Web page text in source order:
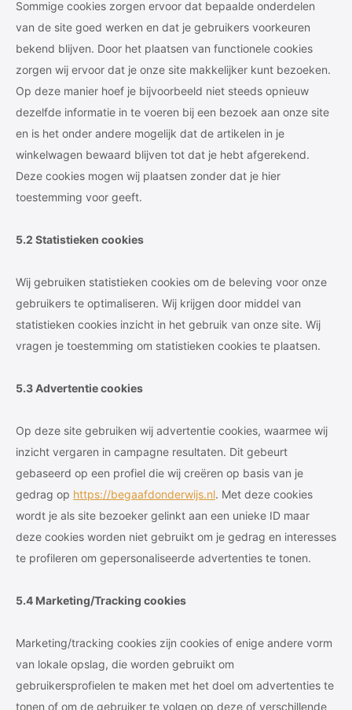
Sommige cookies zorgen ervoor dat bepaalde onderdelen
van de site goed werken en dat je gebruikers voorkeuren
bekend blijven. Door het plaatsen van functionele cookies
zorgen wij ervoor dat je onze site makkelijker kunt bezoeken.
Op deze manier hoef je bijvoorbeeld niet steeds opnieuw
dezelfde informatie in te voeren bij een bezoek aan onze site
en is het onder andere mogelijk dat de artikelen in je
winkelwagen bewaard blijven tot dat je hebt afgerekend.
Deze cookies mogen wij plaatsen zonder dat je hier
toestemming voor geeft.
5.2 Statistieken cookies
Wij gebruiken statistieken cookies om de beleving voor onze
gebruikers te optimaliseren. Wij krijgen door middel van
statistieken cookies inzicht in het gebruik van onze site. Wij
vragen je toestemming om statistieken cookies te plaatsen.
5.3 Advertentie cookies
Op deze site gebruiken wij advertentie cookies, waarmee wij
inzicht vergaren in campagne resultaten. Dit gebeurt
gebaseerd op een profiel die wij creëren op basis van je
gedrag op https://begaafdonderwijs.nl. Met deze cookies
wordt je als site bezoeker gelinkt aan een unieke ID maar
deze cookies worden niet gebruikt om je gedrag en interesses
te profileren om gepersonaliseerde advertenties te tonen.
5.4 Marketing/Tracking cookies
Marketing/tracking cookies zijn cookies of enige andere vorm
van lokale opslag, die worden gebruikt om
gebruikersprofielen te maken met het doel om advertenties te
tonen of om de gebruiker te volgen op deze of verschillende